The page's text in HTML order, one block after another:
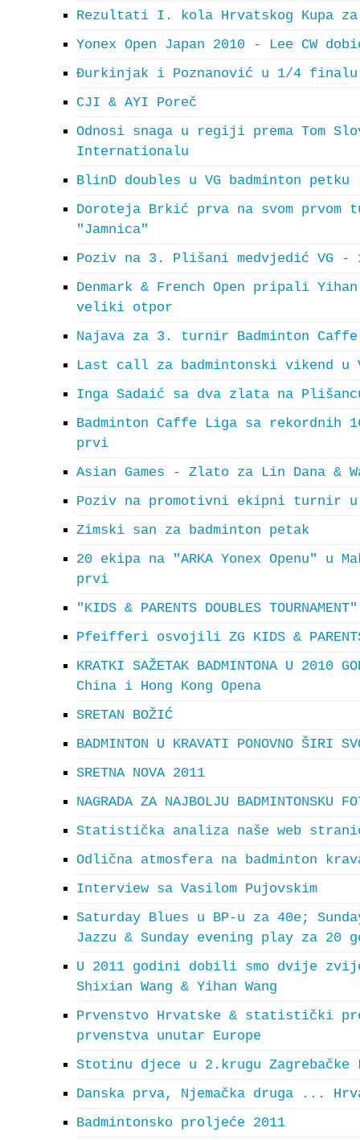
Rezultati I. kola Hrvatskog Kupa
Yonex Open Japan 2010 - Lee CW
Đurkinjak i Poznanović u 1/4 finalu
CJI & AYI Poreč
Odnosi snaga u regiji prema Tom
Internationalu
BlinD doubles u VG badminton petku
Doroteja Brkić prva na svom prvom
"Jamnica"
Poziv na 3. Plišani medvjedić VG
Denmark & French Open pripali
veliki otpor
Najava za 3. turnir Badminton
Last call za badmintonski vikend
Inga Sadaić sa dva zlata na
Badminton Caffe Liga sa rekordnih
prvi
Asian Games - Zlato za Lin Dana &
Poziv na promotivni ekipni turnir u
Zimski san za badminton petak
20 ekipa na "ARKA Yonex Openu" u
prvi
"KIDS & PARENTS DOUBLES
Pfeifferi osvojili ZG KIDS &
KRATKI SAŽETAK BADMINTONA U 2010
China i Hong Kong Opena
SRETAN BOŽIĆ
BADMINTON U KRAVATI PONOVNO ŠIRI
SRETNA NOVA 2011
NAGRADA ZA NAJBOLJU BADMINTONSKU
Statistička analiza naše web
Odlična atmosfera na badminton
Interview sa Vasilom Pujovskim
Saturday Blues u BP-u za 40e;
Jazzu & Sunday evening play za 20
U 2011 godini dobili smo dvije
Shixian Wang & Yihan Wang
Prvenstvo Hrvatske & statistički
prvenstva unutar Europe
Stotinu djece u 2.krugu Zagrebačke
Danska prva, Njemačka druga ...
Badmintonsko proljeće 2011